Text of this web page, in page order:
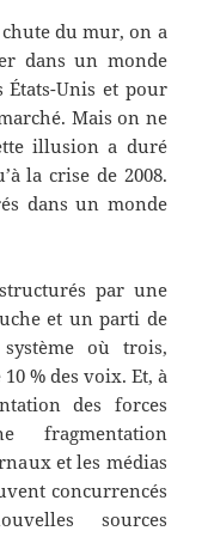
du mur, on a
dans un monde
États-Unis et pour
Mais on ne
illusion a duré
la crise de 2008.
dans un monde
par une
et un parti de
où trois,
% des voix. Et, à
des forces
fragmentation
et les médias
concurrencés
sources